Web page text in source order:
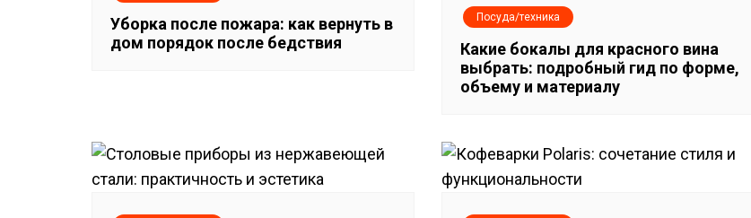
я
п
Уборка после пожара: как вернуть в
дом порядок после бедствия
Посуда/техника
Какие бокалы для красного вина
выбрать: подробный гид по форме,
объему и материалу